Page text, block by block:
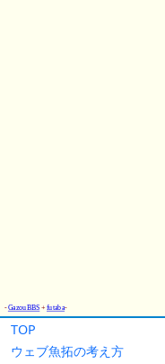
TOP
ウェブ魚拓の考え方